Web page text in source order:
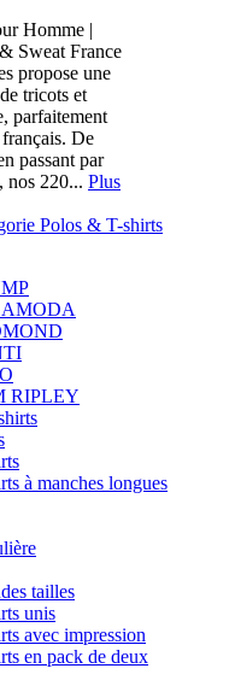
Homme |
Sweat France
propose une
tricots et
parfaitement
De
passant par
nos 220... Plus
Polos & T-shirts
RIPLEY
à manches longues
tailles
unis
avec impression
en pack de deux